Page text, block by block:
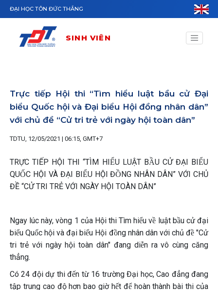
Nhảy đến nội dung
ĐẠI HỌC TÔN ĐỨC THẮNG
SINH VIÊN
Trực tiếp Hội thi “Tìm hiểu luật bầu cử Đại
biểu Quốc hội và Đại biểu Hội đồng nhân dân”
với chủ đề “Cử tri trẻ với ngày hội toàn dân”
TDTU, 12/05/2021 | 06:15, GMT+7
TRỰC TIẾP HỘI THI “TÌM HIỂU LUẬT BẦU CỬ ĐẠI BIỂU
QUỐC HỘI VÀ ĐẠI BIỂU HỘI ĐỒNG NHÂN DÂN” VỚI CHỦ
ĐỀ “CỬ TRI TRẺ VỚI NGÀY HỘI TOÀN DÂN”
Ngay lúc này, vòng 1 của Hội thi Tìm hiểu về luật bầu cử đại
biểu Quốc hội và đại biểu Hội đồng nhân dân với chủ đề "Cử
tri trẻ với ngày hội toàn dân" đang diễn ra vô cùng căng
thẳng.
Có 24 đội dự thi đến từ 16 trường Đại học, Cao đẳng đang
tập trung cao độ hơn bao giờ hết để hoàn thành bài thi của